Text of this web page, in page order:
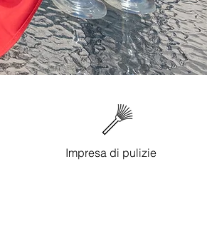
Impresa di pulizie